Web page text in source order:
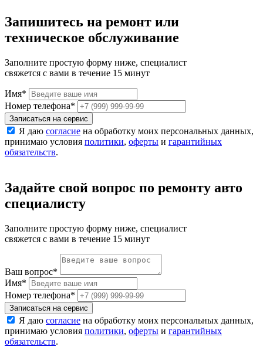
Запишитесь на ремонт или
техническое обслуживание
Заполните простую форму ниже, специалист
свяжется с вами в течение 15 минут
Имя*
Номер телефона*
Записаться на сервис
Я даю согласие на обработку моих персональных данных,
принимаю условия политики, оферты и гарантийных
обязательств.
Задайте свой вопрос по ремонту авто
специалисту
Заполните простую форму ниже, специалист
свяжется с вами в течение 15 минут
Ваш вопрос*
Имя*
Номер телефона*
Записаться на сервис
Я даю согласие на обработку моих персональных данных,
принимаю условия политики, оферты и гарантийных
обязательств.